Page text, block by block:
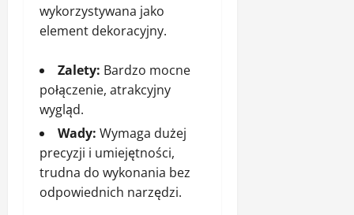
wykorzystywana jako
element dekoracyjny.
Zalety: Bardzo mocne
połączenie, atrakcyjny
wygląd.
Wady: Wymaga dużej
precyzji i umiejętności,
trudna do wykonania bez
odpowiednich narzędzi.